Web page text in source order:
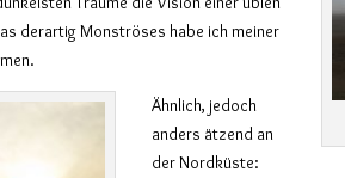
derartig Monströses habe ich meiner
Ähnlich, jedoch
anders ätzend an
der Nordküste: